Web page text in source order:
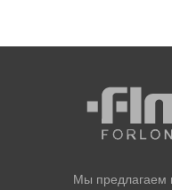
Мы предлагаем